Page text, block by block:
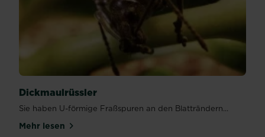
Dickmaulrüssler
Sie haben U-förmige Fraßspuren an den Blatträndern...
Mehr lesenüber Dickmaulrüssler